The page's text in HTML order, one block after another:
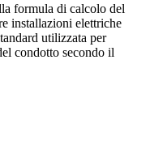
formula di calcolo del
installazioni elettriche
utilizzata per
condotto secondo il